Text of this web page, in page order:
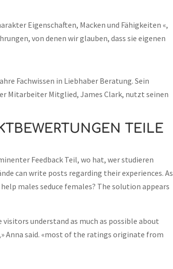
Eigenschaften, Macken und Fähigkeiten «,
von denen wir glauben, dass sie eigenen
Fachwissen in Liebhaber Beratung. Sein
Mitarbeiter Mitglied, James Clark, nutzt seinen
TEILE
Feedback Teil, wo hat, wer studieren
can write posts regarding their experiences. As
males seduce females? The solution appears
understand as much as possible about
Anna said. «most of the ratings originate from